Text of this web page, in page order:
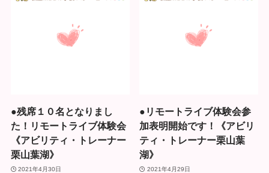
●残席１０名となりまし
た！リモートライブ体験会
《アビリティ・トレーナー
栗山葉湖》
2021年4月30日
●リモートライブ体験会参
加表明開始です！《アビリ
ティ・トレーナー栗山葉
湖》
2021年4月29日